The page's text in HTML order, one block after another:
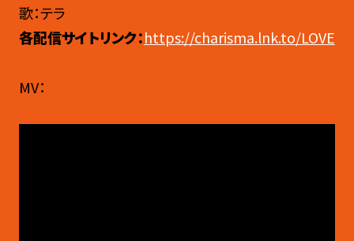
歌：テラ
各配信サイトリンク：https://charisma.lnk.to/LOVE
MV：